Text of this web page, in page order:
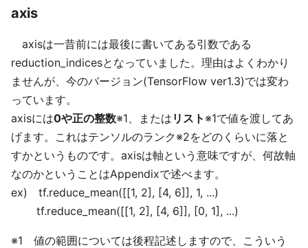
axis
axisは一昔前には最後に書いてある引数である
reduction_indicesとなっていました。理由はよくわかり
ませんが、今のバージョン(TensorFlow ver1.3)では変わ
っています。
axisには0や正の整数※1、または リスト ※1で値を渡してあ
げます。これはテンソルのランク※2をどのくらいに落と
すかというものです。axisは軸という意味ですが、何故軸
なのかということはAppendixで述べます。
ex) tf.reduce_mean([[1, 2], [4, 6]], 1, ...)
tf.reduce_mean([[1, 2], [4, 6]], [0, 1], ...)
※1 値の範囲については後程記述しますので、こういう